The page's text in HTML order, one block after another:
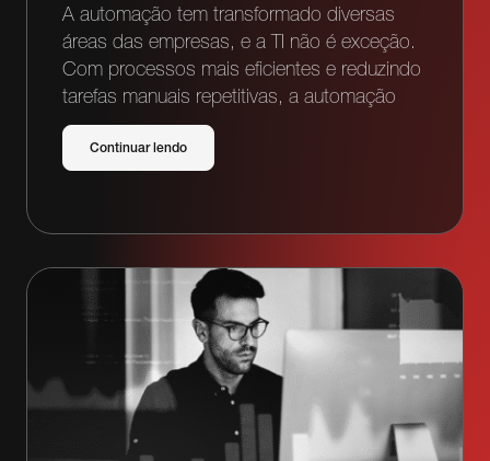
A automação tem transformado diversas
áreas das empresas, e a TI não é exceção.
Com processos mais eficientes e reduzindo
tarefas manuais repetitivas, a automação
Continuar lendo